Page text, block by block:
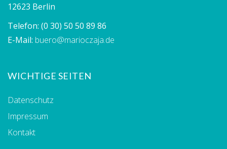
12623 Berlin
Telefon: (0 30) 50 50 89 86
E-Mail: buero@marioczaja.de
WICHTIGE SEITEN
Datenschutz
Impressum
Kontakt